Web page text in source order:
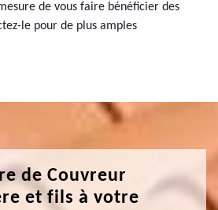
de vous faire bénéficier des
le pour de plus amples
de Couvreur
et fils à votre